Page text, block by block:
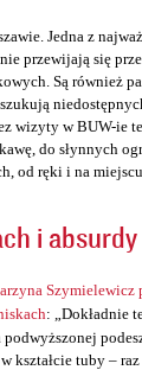
Jedna z
przewijają się
Są również
wizyty w BUW-ie
do słynnych
od ręki i na
i
Szymielewicz
: „Dokładnie
kształcie tuby –